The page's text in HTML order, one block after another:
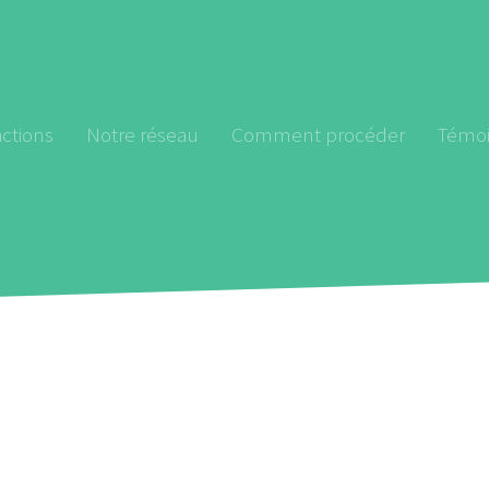
Notre réseau Comment procéder